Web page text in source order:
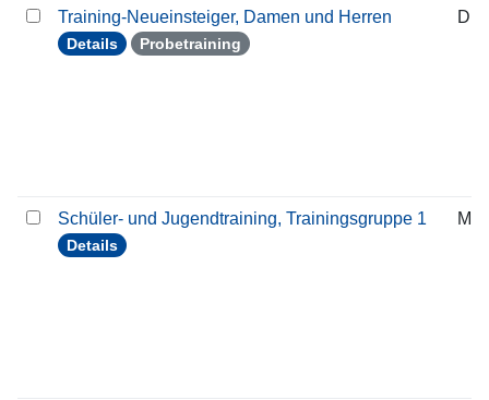
Training-Neueinsteiger, Damen und Herren
Details Probetraining
Schüler- und Jugendtraining, Trainingsgruppe 1
Details